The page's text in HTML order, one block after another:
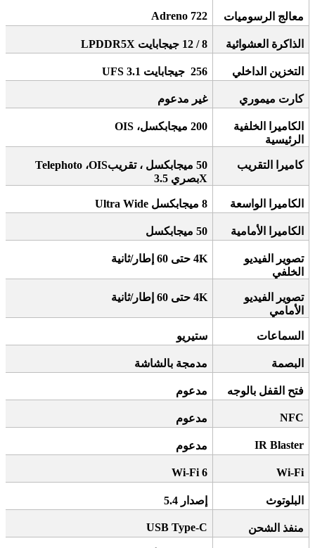
معالج الرسوميات Adreno 722
الذاكرة العشوائية 8 / 12 جيجابايت
التخزين الداخلي 256 جيجابايت
كارت ميموري غير مدعوم
الكاميرا الخلفية
الرئيسية
200 ميجابكسل،OIS
كاميرا التقريب 50 ميجابكسل Telephoto ،OIS، تقريب
بصري 3.5X
الكاميرا الواسعة 8 ميجابكسل Ultra Wide
الكاميرا الأمامية 50 ميجابكسل
تصوير الفيديو
الخلفي
4K حتى 60 إطار/ثانية
تصوير الفيديو
الأمامي
4K حتى 60 إطار/ثانية
السماعات ستيريو
البصمة مدمجة بالشاشة
فتح القفل بالوجه مدعوم
NFC مدعوم
IR Blaster مدعوم
Wi-Fi
Wi-Fi 6
البلوتوث إصدار 5.4
منفذ الشحن USB Type-C